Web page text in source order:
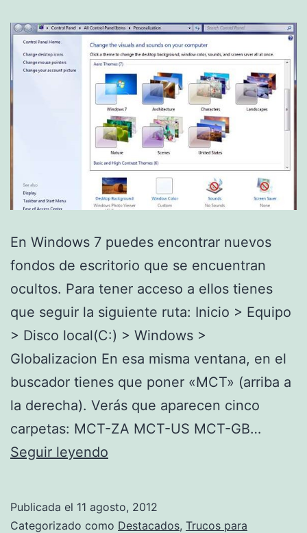
En Windows 7 puedes encontrar nuevos
fondos de escritorio que se encuentran
ocultos. Para tener acceso a ellos tienes
que seguir la siguiente ruta: Inicio > Equipo
> Disco local(C:) > Windows >
Globalizacion En esa misma ventana, en el
buscador tienes que poner «MCT» (arriba a
la derecha). Verás que aparecen cinco
carpetas: MCT-ZA MCT-US MCT-GB…
Seguir leyendo
escritorio
Publicada el 11 agosto, 2012
Categorizado como Destacados, Trucos para